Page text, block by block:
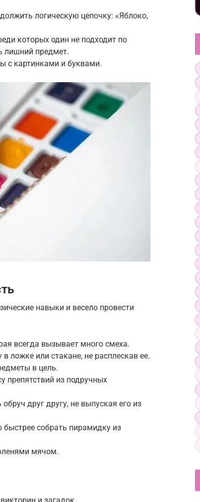
логическую цепочку: «Яблоко,
которых один не подходит по
лишний предмет.
с картинками и буквами.
навыки и весело провести
всегда вызывает много смеха.
ложке или стакане, не расплескав ее.
в цель.
препятствий из подручных
друг другу, не выпуская его из
собрать пирамидку из
мячом.